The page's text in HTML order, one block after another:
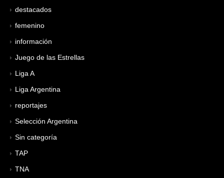
destacados
femenino
información
Juego de las Estrellas
Liga A
Liga Argentina
reportajes
Selección Argentina
Sin categoría
TAP
TNA